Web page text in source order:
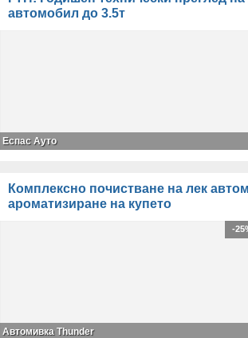
автомобил до 3.5т
Еспас Ауто
Комплексно почистване на лек
ароматизиране на купето
-
Автомивка Thunder